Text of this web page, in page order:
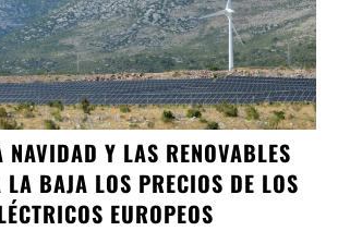
NAVIDAD Y LAS RENOVABLES
LA BAJA LOS PRECIOS DE LOS
EUROPEOS